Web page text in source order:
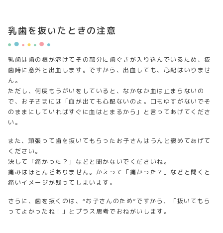
乳歯を抜いたときの注意
乳歯は歯の根が溶けてその部分に歯ぐきが入り込んでいるため、抜
歯時に意外と出血します。ですから、出血しても、心配はいりませ
ん。
ただし、何度もうがいをしていると、なかなか血は止まらないの
で、お子さまには「血が出ても心配ないのよ。口もゆすがないでそ
のままにしていればすぐに血はとまるから」と言ってあげてくださ
い。
また、頑張って歯を抜いてもらったお子さんはうんと褒めてあげて
ください。
決して「痛かった？」などと聞かないでくださいね。
痛みはほとんどありません。かえって「痛かった？」などと聞くと
痛いイメージが残ってしまいます。
さらに、歯を抜くのは、“お子さんのため”ですから、「抜いてもら
ってよかったね！」とプラス思考でおねがいします。